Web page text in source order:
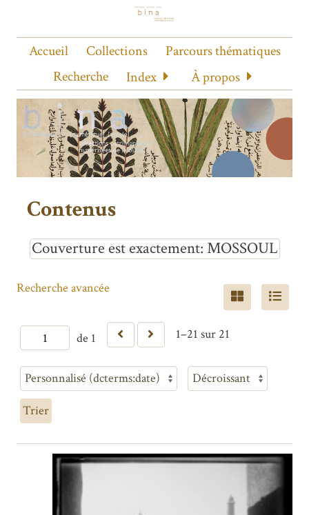
Accueil Collections
Parcours thématiques
Recherche
Index À propos
Contenus
Couverture est exactement MOSSOUL
de 1 1–21 sur 21
Recherche avancée
Trier